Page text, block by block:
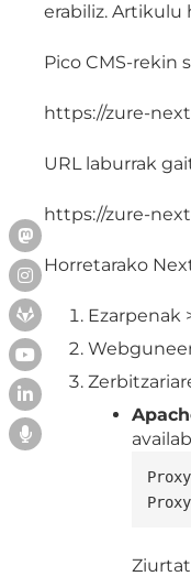
erabiliz.
Pico CMS-rekin
https://zure-
URL laburrak
https://zure-
Horretarako
Ezarpenak